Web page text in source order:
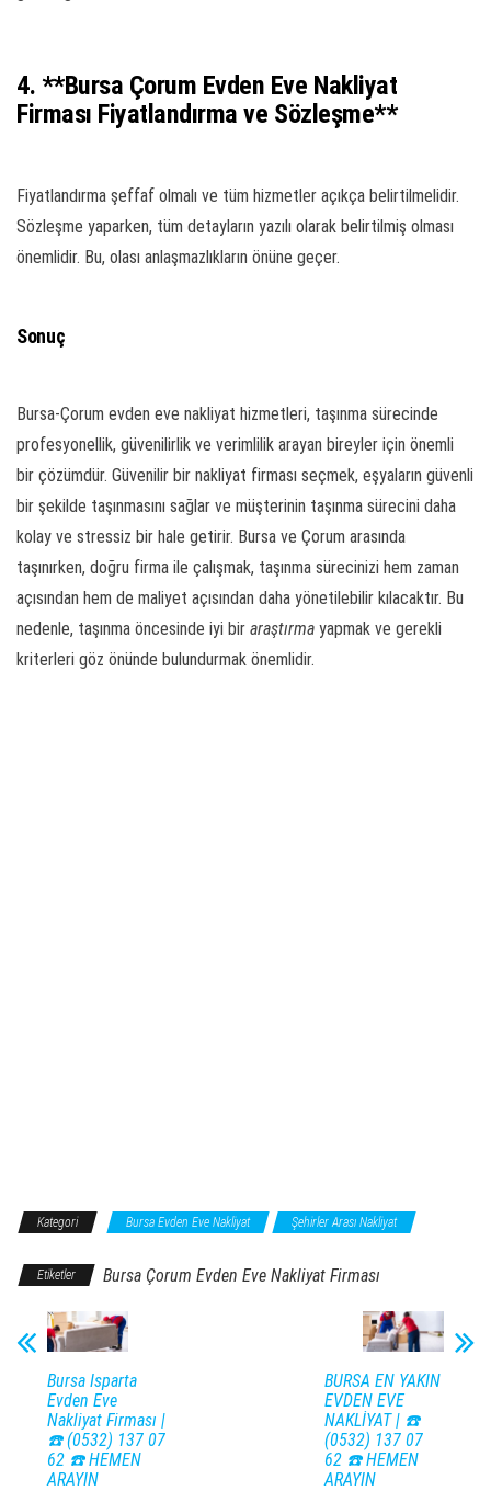
4. **Bursa Çorum Evden Eve Nakliyat
Firması Fiyatlandırma ve Sözleşme**
Fiyatlandırma şeffaf olmalı ve tüm hizmetler açıkça belirtilmelidir.
Sözleşme yaparken, tüm detayların yazılı olarak belirtilmiş olması
önemlidir. Bu, olası anlaşmazlıkların önüne geçer.
Sonuç
Bursa-Çorum evden eve nakliyat hizmetleri, taşınma sürecinde
profesyonellik, güvenilirlik ve verimlilik arayan bireyler için önemli
bir çözümdür. Güvenilir bir nakliyat firması seçmek, eşyaların güvenli
bir şekilde taşınmasını sağlar ve müşterinin taşınma sürecini daha
kolay ve stressiz bir hale getirir. Bursa ve Çorum arasında
taşınırken, doğru firma ile çalışmak, taşınma sürecinizi hem zaman
açısından hem de maliyet açısından daha yönetilebilir kılacaktır. Bu
nedenle, taşınma öncesinde iyi bir araştırma yapmak ve gerekli
kriterleri göz önünde bulundurmak önemlidir.
Kategori Bursa Evden Eve Nakliyat Şehirler Arası Nakliyat
Etiketler Bursa Çorum Evden Eve Nakliyat Firması
Bursa Isparta
Evden Eve
Nakliyat Firması |
☎️ (0532) 137 07
62 ☎️ HEMEN
ARAYIN
BURSA EN YAKIN
EVDEN EVE
NAKLİYAT | ☎️
(0532) 137 07
62 ☎️ HEMEN
ARAYIN